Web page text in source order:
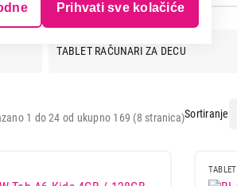
Prihvati sve kolačiće
TABLET RAČUNARI ZA DECU
Sortiranje
1 do 24 od ukupno 169 (8 stranica)
TABLET